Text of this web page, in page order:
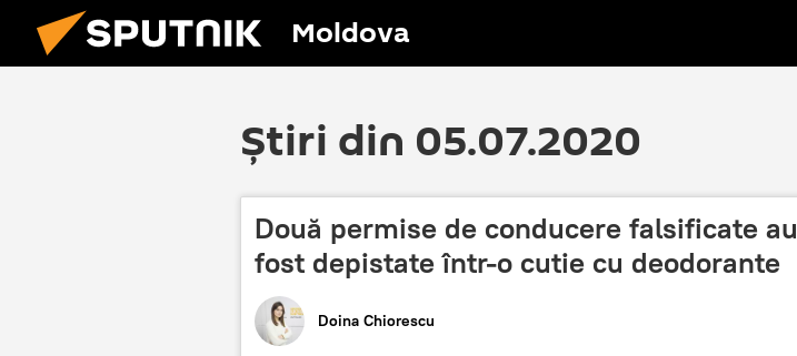
Moldova
Știri din 05.07.2020
Două permise de conducere falsificate au
fost depistate într-o cutie cu deodorante
Doina Chiorescu